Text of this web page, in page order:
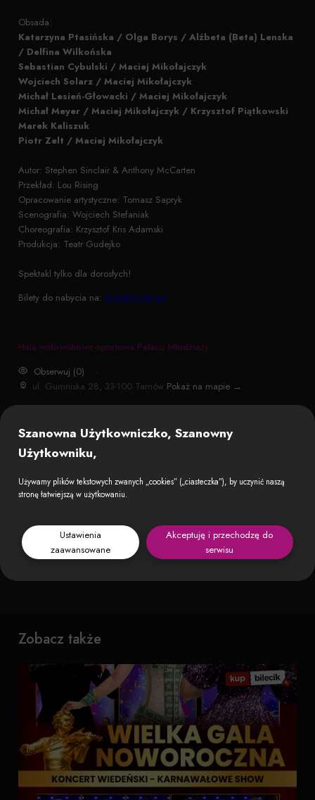
Obsada:
Katarzyna Ptasińska / Olga Borys / Alżbeta (Beta) Lenska
/ Delfina Wilkońska
Sebastian Cybulski / Maciej Mikołajczyk
Wojciech Solarz / Maciej Mikołajczyk
Michał Lesień-Głowacki / Maciej Mikołajczyk
Michał Meyer / Maciej Mikołajczyk / Krzysztof Piątkowski
Marek Kaliszuk
Piotr Zelt / Maciej Mikołajczyk
Autor: Stephen Sinclair & Anthony McCarten
Przekład: Lou Rising
Opracowanie artystyczne: Tomasz Sapryk
Scenografia: Wojciech Stefaniak
Choreografia: Krzysztof Kris Adamski
Produkcja: Teatr Gudejko
Spektakl tylko dla dorosłych!
Bilety do nabycia na: KupBilecik.pl
Hala widowiskowo-sportowa Pałacu Młodzieży
Obserwuj (0)
ul. Gumniska 28, 33-100 Tarnów Pokaż na mapie →
Zobacz także
Szanowna Użytkowniczko, Szanowny
Użytkowniku,
Używamy plików tekstowych zwanych „cookies” („ciasteczka”), by uczynić naszą
stronę łatwiejszą w użytkowaniu.
Ustawienia
zaawansowane
Akceptuję i przechodzę do
serwisu